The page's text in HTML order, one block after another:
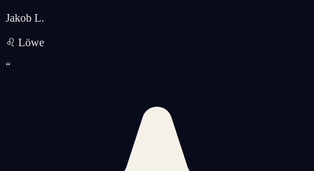
Jakob L.
♌ Löwe
“